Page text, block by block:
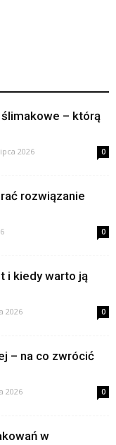
ślimakowe – którą
2026 0
rozwiązanie
0
i kiedy warto ją
2026 0
– na co zwrócić
2026 0
w